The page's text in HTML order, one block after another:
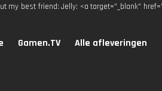
my best friend: Jelly: <a target="_blank"
Gamen.TV Alle afleveringen